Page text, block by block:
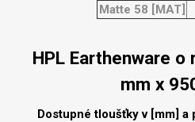
Matte 58 [MAT]
HPL Earthenware
mm x
Dostupné tloušťky v [mm] a